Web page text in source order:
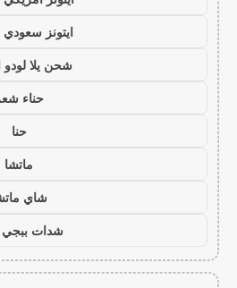
ايتونز
شحن يلا
حناء
حنا
ماتشا
شاي
شدات ببجي